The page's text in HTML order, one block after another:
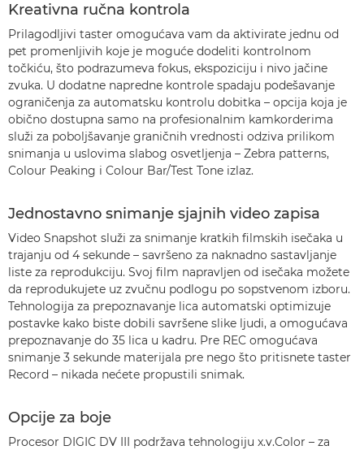
Kreativna ručna kontrola
Prilagodljivi taster omogućava vam da aktivirate jednu od
pet promenljivih koje je moguće dodeliti kontrolnom
točkiću, što podrazumeva fokus, ekspoziciju i nivo jačine
zvuka. U dodatne napredne kontrole spadaju podešavanje
ograničenja za automatsku kontrolu dobitka – opcija koja je
obično dostupna samo na profesionalnim kamkorderima
služi za poboljšavanje graničnih vrednosti odziva prilikom
snimanja u uslovima slabog osvetljenja – Zebra patterns,
Colour Peaking i Colour Bar/Test Tone izlaz.
Jednostavno snimanje sjajnih video zapisa
Video Snapshot služi za snimanje kratkih filmskih isečaka u
trajanju od 4 sekunde – savršeno za naknadno sastavljanje
liste za reprodukciju. Svoj film napravljen od isečaka možete
da reprodukujete uz zvučnu podlogu po sopstvenom izboru.
Tehnologija za prepoznavanje lica automatski optimizuje
postavke kako biste dobili savršene slike ljudi, a omogućava
prepoznavanje do 35 lica u kadru. Pre REC omogućava
snimanje 3 sekunde materijala pre nego što pritisnete taster
Record – nikada nećete propustili snimak.
Opcije za boje
Procesor DIGIC DV III podržava tehnologiju x.v.Color – za